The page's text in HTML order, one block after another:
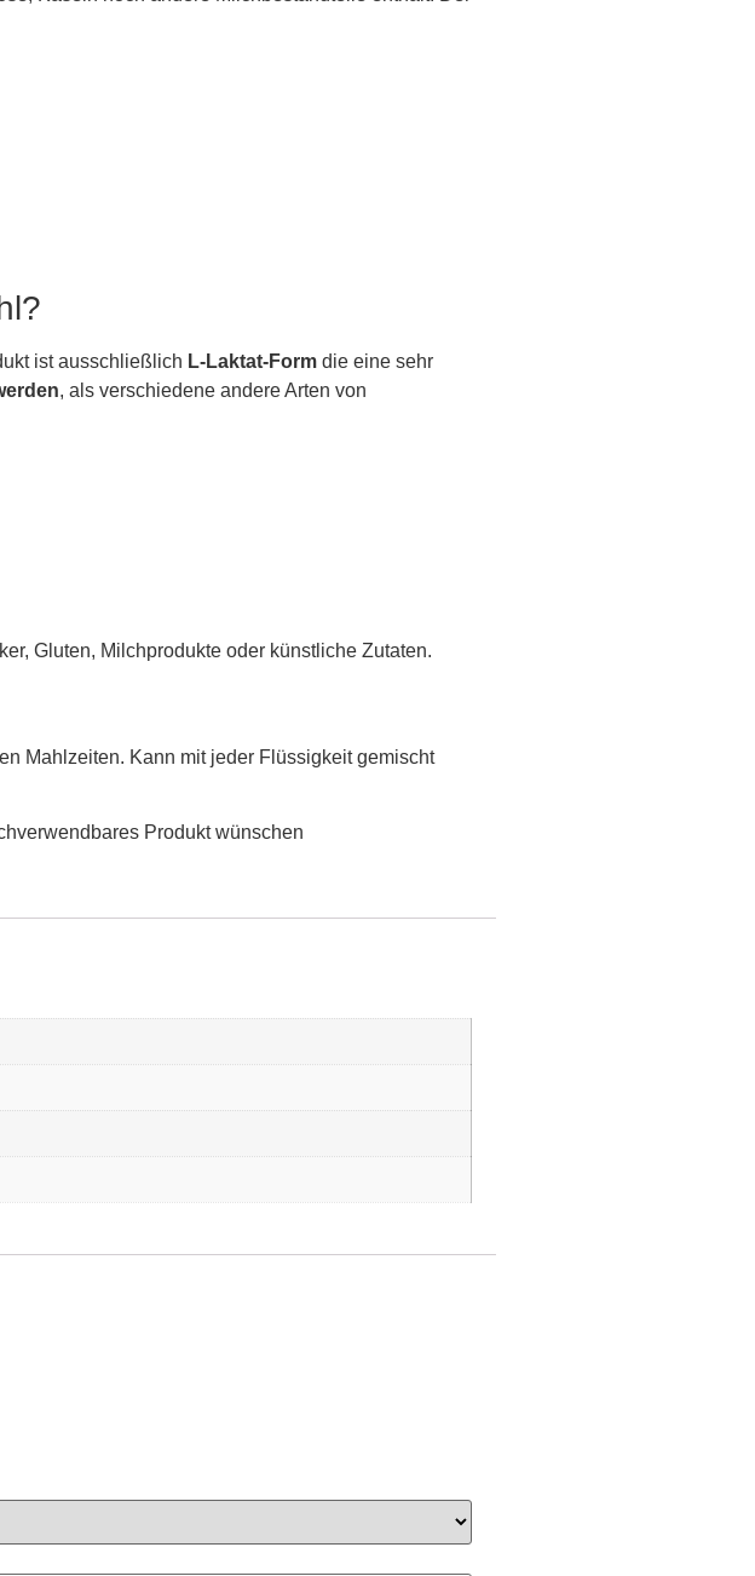
ist ausschließlich L-Laktat-Form die eine sehr
, als verschiedene andere Arten von
Gluten, Milchprodukte oder künstliche Zutaten.
Mahlzeiten. Kann mit jeder Flüssigkeit gemischt
Produkt wünschen